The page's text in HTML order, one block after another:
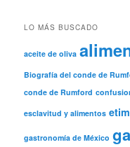
LO MÁS BUSCADO
aceite de oliva
Biografía del conde de
conde de Rumford
esclavitud y alimentos
gastronomía de México